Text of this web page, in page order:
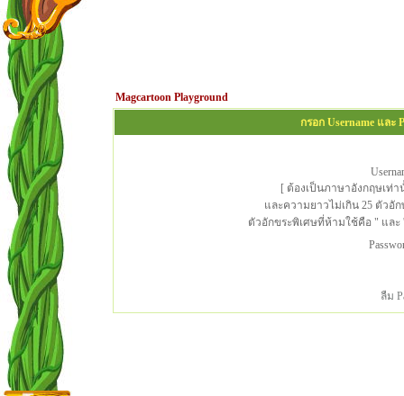
Magcartoon Playground
กรอก Username และ
[ ต้องเป็นภาษาอังกฤษเท่า
และความยาวไม่เกิน 25 ตัวอัก
ตัวอักขระพิเศษที่ห้ามใช้คือ " และ
ลืม